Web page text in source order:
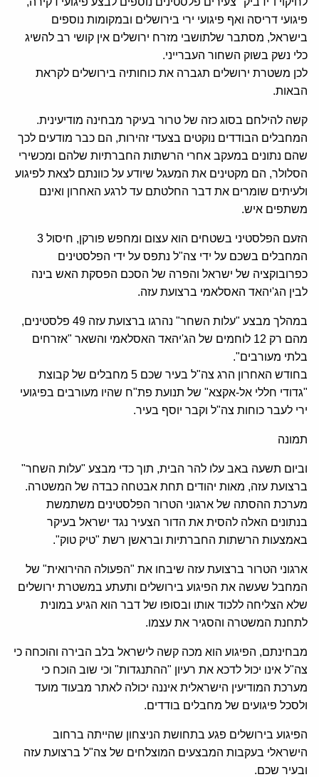
פיגועי דריסה ואף פיגועי ירי בירושלים ובמקומות נוספים
בישראל, מסתבר שלתושבי מזרח ירושלים אין קושי רב להשיג
כלי נשק בשוק השחור העברייני.
לכן משטרת ירושלים תגברה את כוחותיה בירושלים לקראת
הבאות.
קשה להילחם בסוג כזה של טרור בעיקר מבחינה מודיעינית.
המחבלים הבודדים נוקטים בצעדי זהירות, הם כבר מודעים לכך
שהם נתונים במעקב אחרי הרשתות החברתיות שלהם ומכשירי
הסלולר, הם מקטינים את המעגל שיודע על כוונתם לצאת לפיגוע
ולעיתים שומרים את דבר החלטתם עד לרגע האחרון ואינם
משתפים איש.
הזעם הפלסטיני בשטחים הוא עצום ומחפש פורקן, חיסול 3
המחבלים בשכם על ידי צה"ל נתפס על ידי הפלסטינים
כפרובוקציה של ישראל והפרה של הסכם הפסקת האש בינה
לבין הג'יהאד האסלאמי ברצועת עזה.
במהלך מבצע "עלות השחר" נהרגו ברצועת עזה 49 פלסטינים,
מהם רק 12 לוחמים של הג'יהאד האסלאמי והשאר "אזרחים
בלתי מעורבים".
בחודש האחרון הרג צה"ל בעיר שכם 5 מחבלים של קבוצת
"גדודי חללי אל-אקצא" של תנועת פת"ח שהיו מעורבים בפיגועי
ירי לעבר כוחות צה"ל וקבר יוסף בעיר.
תמונה
וביום תשעה באב עלו להר הבית, תוך כדי מבצע "עלות השחר"
ברצועת עזה, מאות יהודים תחת אבטחה כבדה של המשטרה.
מערכת ההסתה של ארגוני הטרור הפלסטינים משתמשת
בנתונים האלה להסית את הדור הצעיר נגד ישראל בעיקר
באמצעות הרשתות החברתיות ובראשן רשת "טיק טוק".
ארגוני הטרור ברצועת עזה שיבחו את "הפעולה ההירואית" של
המחבל שעשה את הפיגוע בירושלים ותעתע במשטרת ירושלים
שלא הצליחה ללכוד אותו ובסופו של דבר הוא הגיע במונית
לתחנת המשטרה והסגיר את עצמו.
מבחינתם, הפיגוע הוא מכה קשה לישראל בלב הבירה והוכחה כי
צה"ל אינו יכול לדכא את רעיון "ההתנגדות" וכי שוב הוכח כי
מערכת המודיעין הישראלית איננה יכולה לאתר מבעוד מועד
ולסכל פיגועים של מחבלים בודדים.
הפיגוע בירושלים פגע בתחושת הניצחון שהייתה ברחוב
הישראלי בעקבות המבצעים המוצלחים של צה"ל ברצועת עזה
ובעיר שכם.